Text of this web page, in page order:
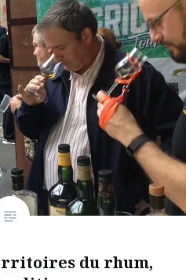
du rhum,